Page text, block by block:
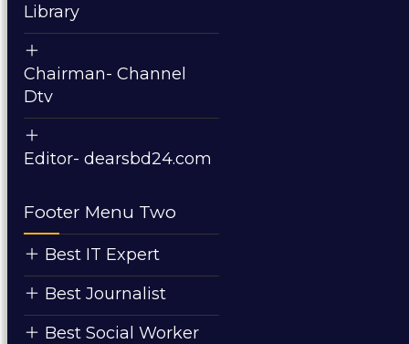
Library
Chairman- Channel
Dtv
Editor- dearsbd24.com
Footer Menu Two
Best IT Expert
Best Journalist
Best Social Worker